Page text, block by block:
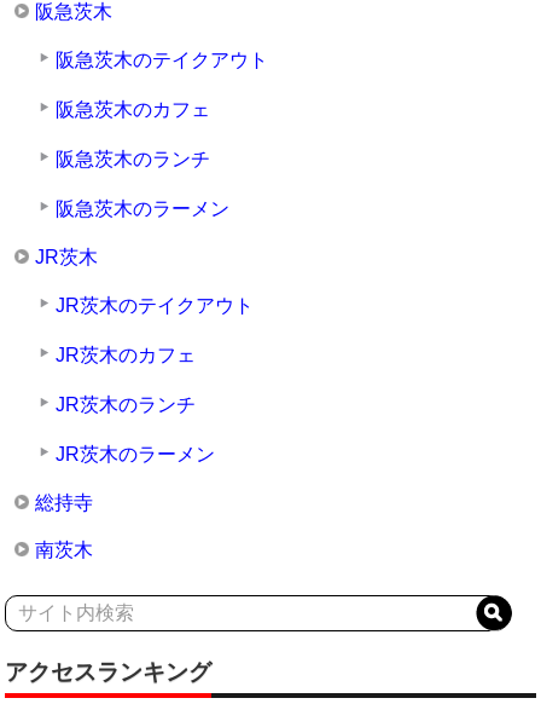
阪急茨木
阪急茨木のテイクアウト
阪急茨木のカフェ
阪急茨木のランチ
阪急茨木のラーメン
JR茨木
JR茨木のテイクアウト
JR茨木のカフェ
JR茨木のランチ
JR茨木のラーメン
総持寺
南茨木
アクセスランキング